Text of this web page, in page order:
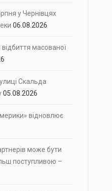
у Чернівцях
06.08.2026
масованої
Скальда
05.08.2026
відновлює
може бути
поступливою –